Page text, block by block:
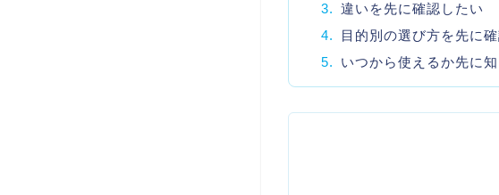
3. 違いを先に確認したい
4.
目的別の選び方を先に
5.
いつから使えるか先に